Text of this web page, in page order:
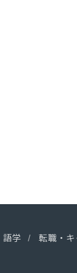
語学 転職・